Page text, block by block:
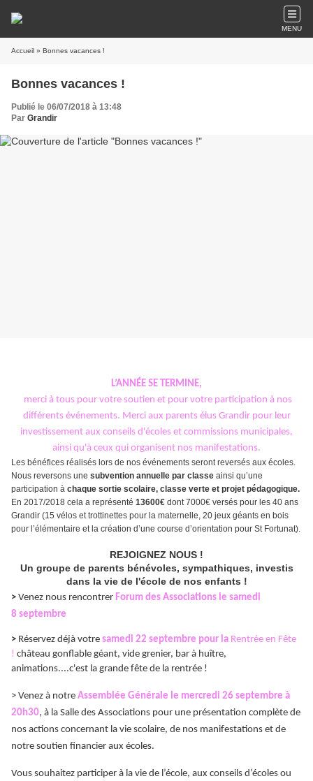
MENU
Accueil » Bonnes vacances !
Bonnes vacances !
Publié le 06/07/2018 à 13:48
Par Grandir
L’ANNÉE SE TERMINE,
merci à tous pour votre soutien et pour votre participation à nos
différents événements. Merci aux parents élus Grandir pour leur
investissement aux conseils d'écoles et commissions municipales,
ainsi qu'à ceux qui organisent nos manifestations.
Les bénéfices réalisés lors de nos événements seront reversés aux écoles.
Nous reversons une subvention annuelle par classe ainsi qu’une
participation à chaque sortie scolaire, classe verte et projet pédagogique.
En 2017/2018 cela a représenté 13600€ dont 7000€ versés pour les 40 ans
Grandir (15 vélos et trottinettes pour la maternelle, 20 jeux géants en bois
pour l’élémentaire et la création d’une course d’orientation pour St Fortunat).
REJOIGNEZ NOUS !
Un groupe de parents bénévoles, sympathiques, investis
dans la vie de l'école de nos enfants !
> Venez nous rencontrer Forum des Associations le samedi
8 septembre
> Réservez déjà votre samedi 22 septembre pour la Rentrée en Fête
! château gonflable géant, vide grenier, bar à huître,
animations....c'est la grande fête de la rentrée !
> Venez à notre Assemblée Générale le mercredi 26 septembre à
20h30, à la Salle des Associations pour une présentation complète de
nos actions concernant la vie scolaire, de nos manifestations et de
notre soutien financier aux écoles.
Vous souhaitez participer à la vie de l’école, aux conseils d’écoles ou